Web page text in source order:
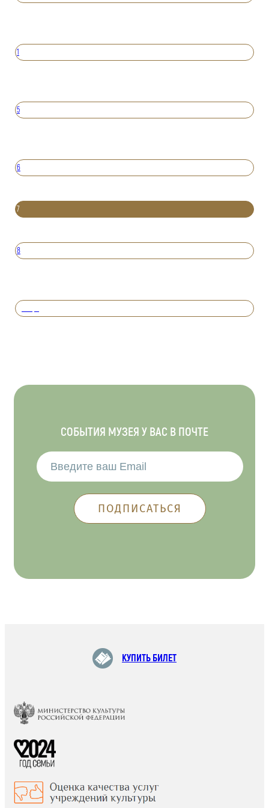
1
5
6
7
8
СОБЫТИЯ МУЗЕЯ У ВАС В ПОЧТЕ
КУПИТЬ БИЛЕТ